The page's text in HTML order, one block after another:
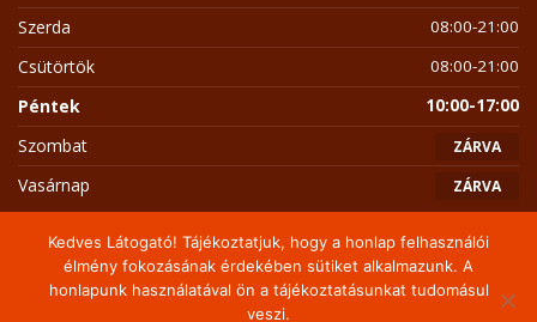
Szerda 08:00-21:00
Csütörtök 08:00-21:00
Péntek 10:00-17:00
Szombat ZÁRVA
Vasárnap ZÁRVA
Copyright 2026 Napotthon / Schmidt Henry
Kedves Látogató! Tájékoztatjuk, hogy a honlap felhasználói
élmény fokozásának érdekében sütiket alkalmazunk. A
honlapunk használatával ön a tájékoztatásunkat tudomásul
veszi.